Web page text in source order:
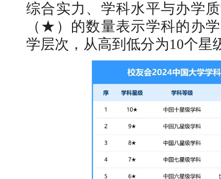
综合实力、学科水平与办学
（★）的数量表示学科的办
学层次，从高到低分为10个星